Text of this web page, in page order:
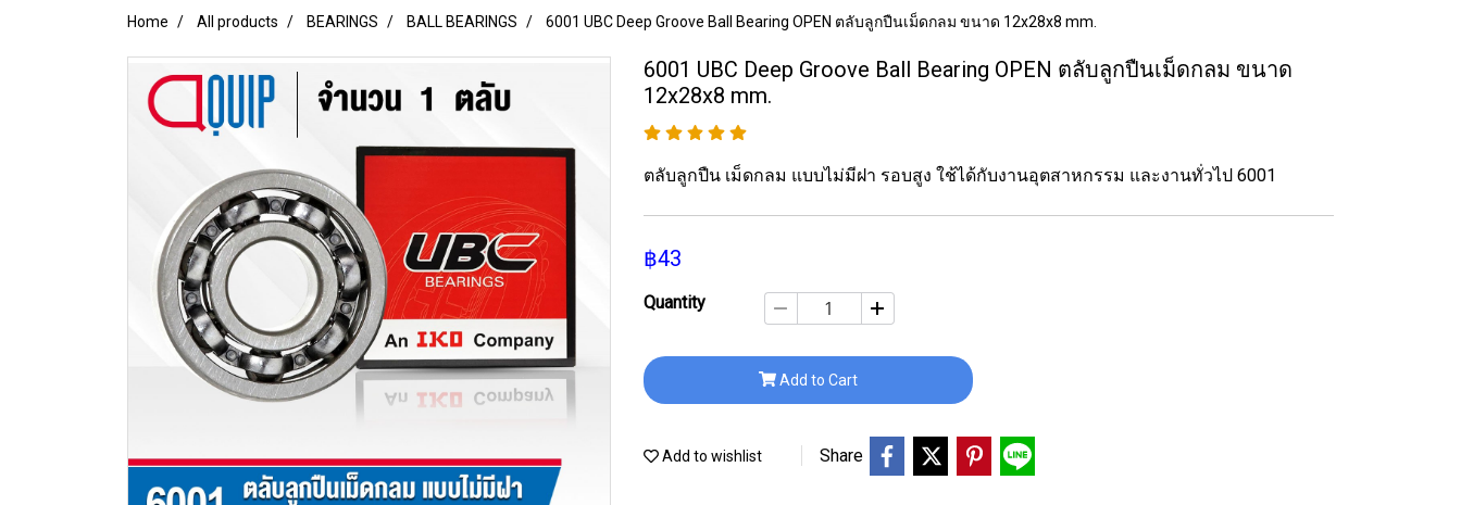
Home All products BEARINGS BALL BEARINGS 6001 UBC Deep Groove Ball Bearing OPEN ตลับลูกปืนเม็ดกลม ขนาด 12x28x8 mm.
6001 UBC Deep Groove Ball Bearing OPEN ตลับลูกปืนเม็ดกลม ขนาด
12x28x8 mm.
ตลับลูกปืน เม็ดกลม แบบไม่มีฝา รอบสูง ใช้ได้กับงานอุตสาหกรรม และงานทั่วไป 6001
฿43
Quantity
Add to Cart
Add to wishlist Share